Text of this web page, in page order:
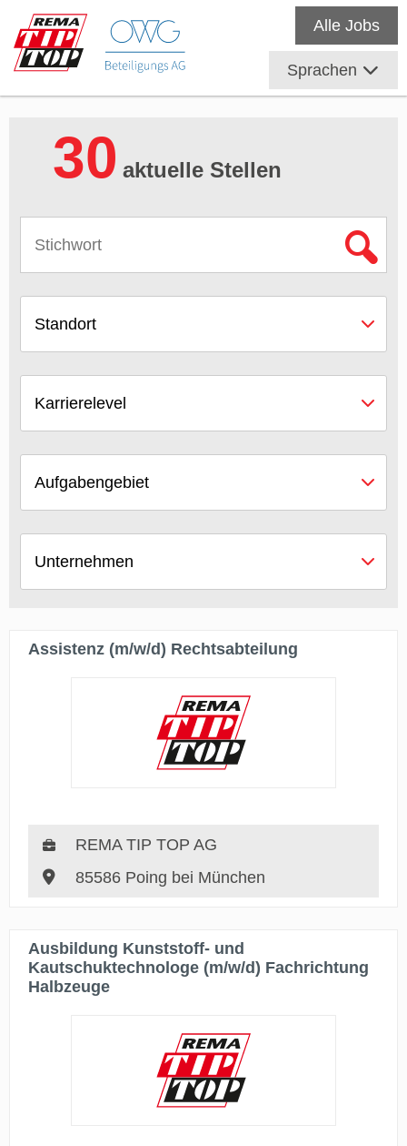
Alle Jobs
Sprachen
30 aktuelle Stellen
Standort
Karrierelevel
Aufgabengebiet
Unternehmen
Assistenz (m/w/d) Rechtsabteilung
REMA TIP TOP AG
85586 Poing bei München
Ausbildung Kunststoff- und
Kautschuktechnologe (m/w/d) Fachrichtung
Halbzeuge